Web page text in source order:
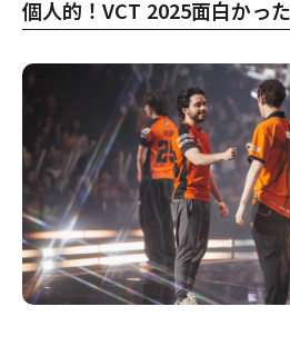
個人的！VCT 2025面白かっ